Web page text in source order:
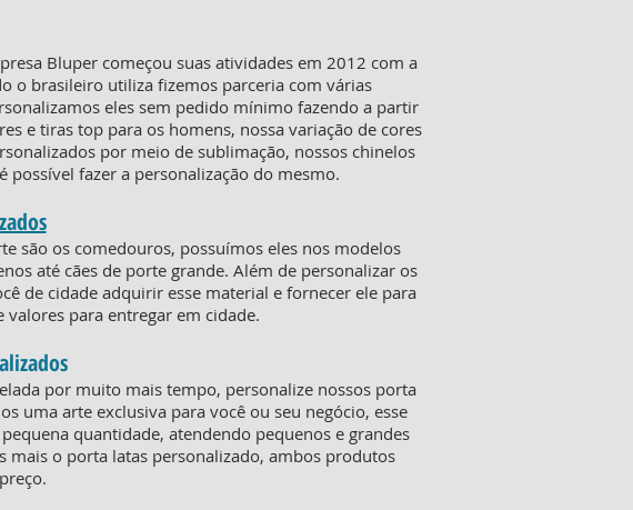
Bluper começou suas atividades em 2012 com a
o brasileiro utiliza fizemos parceria com várias
eles sem pedido mínimo fazendo a partir
e tiras top para os homens, nossa variação de cores
por meio de sublimação, nossos chinelos
fazer a personalização do mesmo.
são os comedouros, possuímos eles nos modelos
até cães de porte grande. Além de personalizar os
de cidade adquirir esse material e fornecer ele para
para entregar em cidade.
por muito mais tempo, personalize nossos porta
uma arte exclusiva para você ou seu negócio, esse
quantidade, atendendo pequenos e grandes
mais o porta latas personalizado, ambos produtos